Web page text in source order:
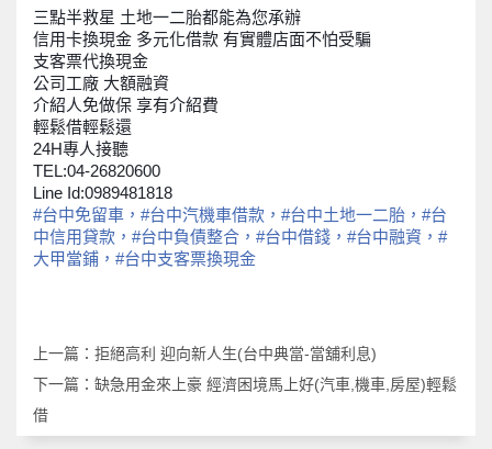
三點半救星 土地一二胎都能為您承辦
信用卡換現金 多元化借款 有實體店面不怕受騙
支客票代換現金
公司工廠 大額融資
介紹人免做保 享有介紹費
輕鬆借輕鬆還
24H專人接聽
TEL:04-26820600
Line Id:0989481818
#‎台中免留車‬，‪#‎台中汽機車借款‬，‪#‎台中土地一二胎‬，‪#‎台
中信用貸款‬，‪#‎台中負債整合‬，‪#‎台中借錢‬，‪#‎台中融資‬，‪#‎
大甲當鋪‬，‪#‎台中支客票換現金
上一篇： 拒絕高利 迎向新人生(台中典當-當舖利息)
下一篇： 缺急用金來上豪 經濟困境馬上好(汽車,機車,房屋)輕鬆
借